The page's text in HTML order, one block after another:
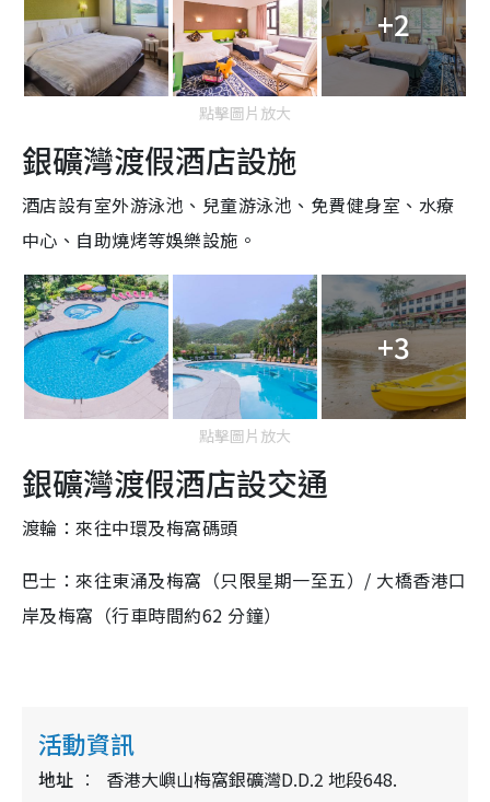
+2
點擊圖片放大
銀礦灣渡假酒店設施
酒店設有室外游泳池、兒童游泳池、免費健身室、水療
中心、自助燒烤等娛樂設施。
+3
點擊圖片放大
銀礦灣渡假酒店設交通
渡輪：來往中環及梅窩碼頭
巴士：來往東涌及梅窩（只限星期一至五）/ 大橋香港口
岸及梅窩（行車時間約62 分鐘）
活動資訊
地址 香港大嶼山梅窩銀礦灣D.D.2 地段648.